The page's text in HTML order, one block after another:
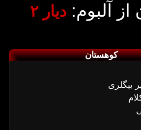
آلبوم: دیار ۲
کوهستان
بیگلری